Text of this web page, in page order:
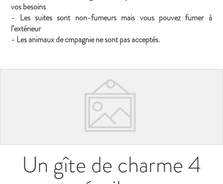
vos besoins
- Les suites sont non-fumeurs mais vous pouvez fumer à
l’extérieur
- Les animaux de cmpagnie ne sont pas acceptés.
Un gîte de charme 4